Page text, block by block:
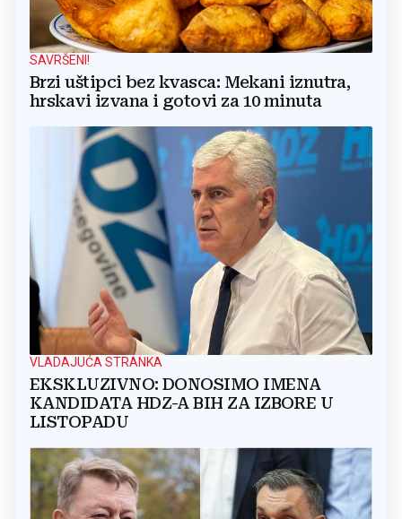
SAVRŠENI!
Brzi uštipci bez kvasca: Mekani iznutra,
hrskavi izvana i gotovi za 10 minuta
VLADAJUĆA STRANKA
EKSKLUZIVNO: DONOSIMO IMENA
KANDIDATA HDZ-A BIH ZA IZBORE U
LISTOPADU